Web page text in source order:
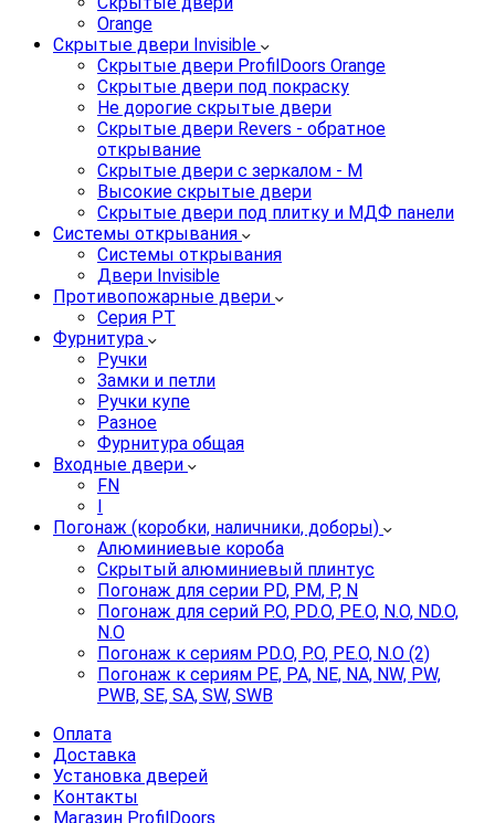
Orange
Скрытые двери Invisible
Скрытые двери ProfilDoors Orange
Скрытые двери под покраску
Не дорогие скрытые двери
Скрытые двери Revers - обратное
открывание
Скрытые двери с зеркалом - M
Высокие скрытые двери
Скрытые двери под плитку и МДФ панели
Системы открывания
Системы открывания
Двери Invisible
Противопожарные двери
Серия PT
Фурнитура
Ручки
Замки и петли
Ручки купе
Разное
Фурнитура общая
Входные двери
FN
I
Погонаж (коробки, наличники, доборы)
Алюминиевые короба
Скрытый алюминиевый плинтус
Погонаж для серии PD, PM, P, N
Погонаж для серий P.O, PD.O, PE.O, N.O, ND.O,
N.O
Погонаж к сериям PD.O, P.O, PE.O, N.O (2)
Погонаж к сериям PE, PA, NE, NA, NW, PW,
PWB, SE, SA, SW, SWB
Оплата
Доставка
Установка дверей
Контакты
Магазин ProfilDoors